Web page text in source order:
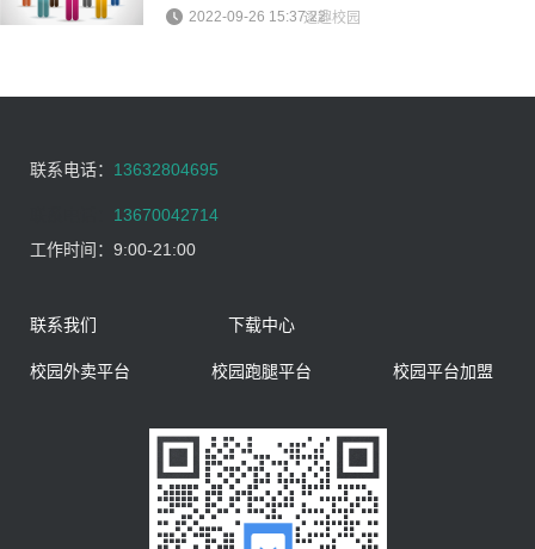
逐趣校园
2022-09-26 15:37:22
联系电话： 13632804695
13670042714
工作时间： 9:00-21:00
联系我们 下载中心
校园外卖平台 校园跑腿平台 校园平台加盟